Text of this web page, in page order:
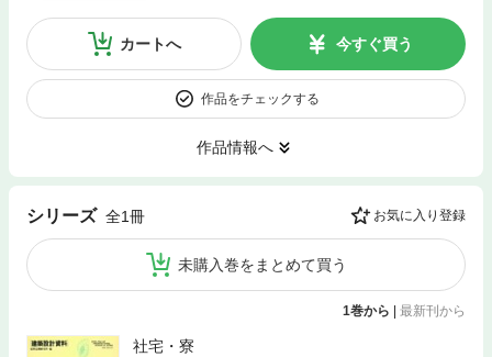
カートへ 今すぐ買う
作品をチェックする
作品情報へ
シリーズ 全1冊 お気に入り登録
未購入巻をまとめて買う
1巻から 最新刊から
社宅・寮